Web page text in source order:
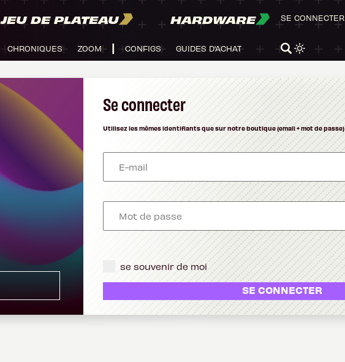
JEU DE PLATEAU HARDWARE
CHRONIQUES ZOOM CONFIGS GUIDES D'ACHAT
SE CONNECTER
Se connecter
Utilisez les mêmes identifiants que sur notre boutique (email + mot de passe)
se souvenir de moi
SE CONNECTER